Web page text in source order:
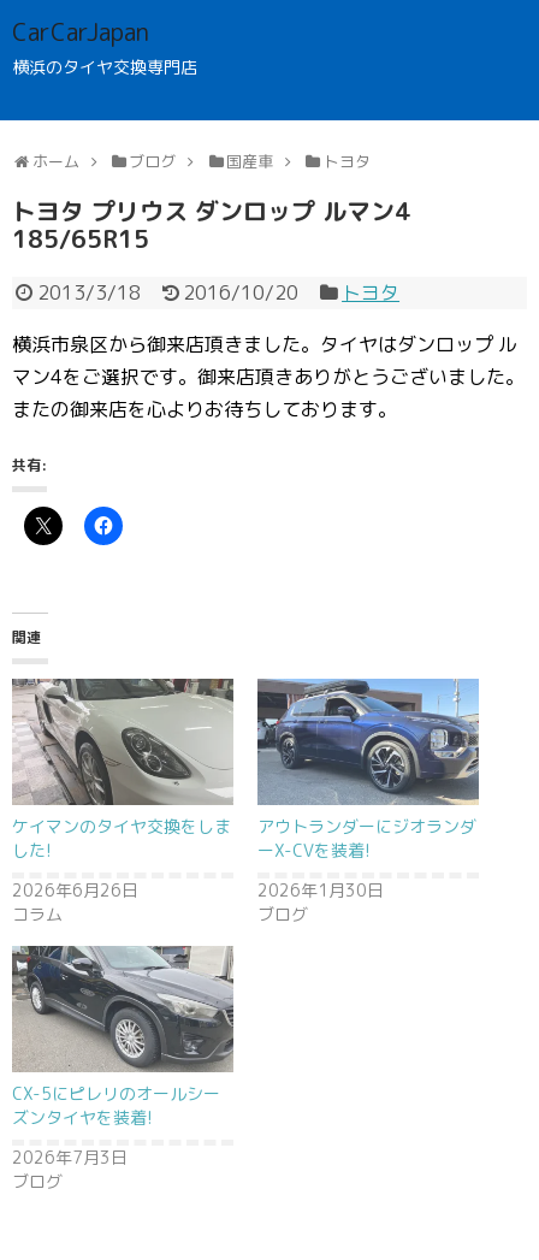
CarCarJapan
横浜のタイヤ交換専門店
ホーム ブログ 国産車 トヨタ
トヨタ プリウス ダンロップ ルマン4
185/65R15
2013/3/18 2016/10/20
トヨタ
横浜市泉区から御来店頂きました。タイヤはダンロップ ル
マン4をご選択です。御来店頂きありがとうございました。
またの御来店を心よりお待ちしております。
共有:
関連
ケイマンのタイヤ交換をしま
した!
2026年6月26日
コラム
アウトランダーにジオランダ
ーX-CVを装着!
2026年1月30日
ブログ
CX-5にピレリのオールシー
ズンタイヤを装着!
2026年7月3日
ブログ